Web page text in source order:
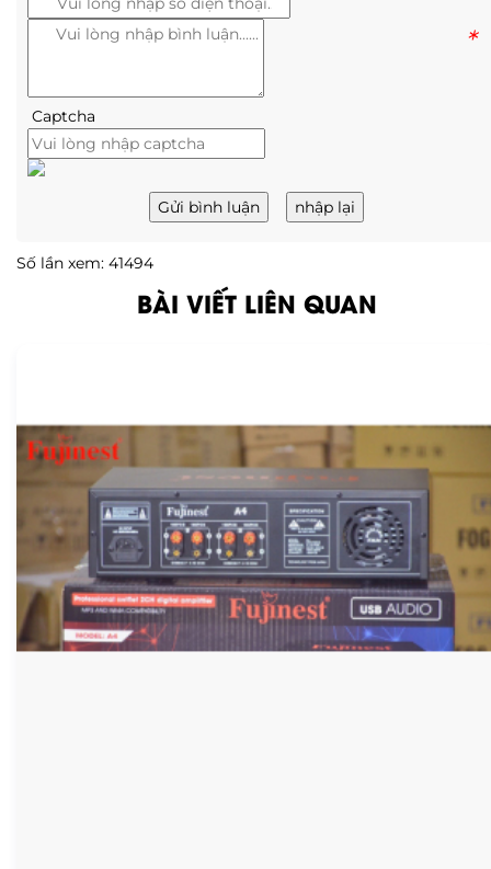
*
Captcha
Gửi bình luận nhập lại
Số lần xem: 41494
BÀI VIẾT LIÊN QUAN